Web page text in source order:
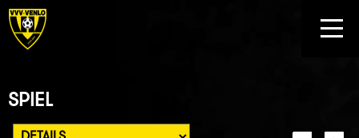
SPIEL